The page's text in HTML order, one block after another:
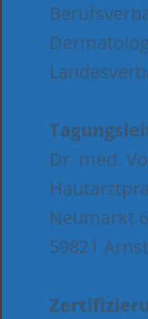
Dr. med.
Neumarkt 6
59821